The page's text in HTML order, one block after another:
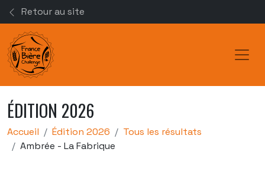
Retour au site
ÉDITION 2026
Accueil Édition 2026
Tous les résultats
Ambrée - La Fabrique